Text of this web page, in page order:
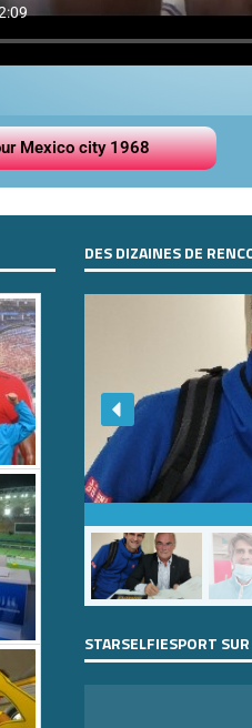
Mexico city 1968
DES DIZAINES DE
STARSELFIESPORT